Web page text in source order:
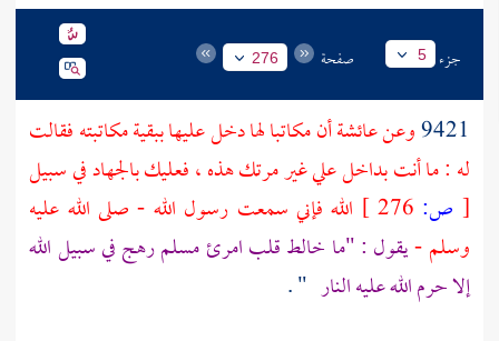
جزء 5 صفحة 276
9421وعنعائشةأن مكاتبا لها دخل عليها ببقية مكاتبته فقالت
له : ما أنت بداخل علي غير مرتك هذه ، فعليك بالجهاد في سبيل
[ ص:
الله فإني سمعت رسول الله - صلى الله عليه
وسلم -يقول : "ما خالط قلب امرئ مسلم رهج في سبيل الله
إلا حرم الله عليه النار " .